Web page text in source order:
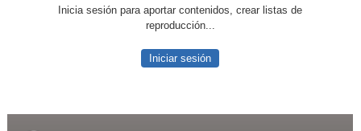
Inicia sesión para aportar contenidos, crear listas de
reproducción...
Iniciar sesión